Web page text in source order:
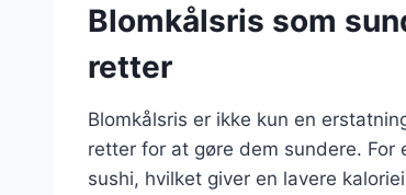
Blomkålsris som
retter
Blomkålsris er ikke kun en
retter for at gøre dem sundere.
sushi, hvilket giver en lavere